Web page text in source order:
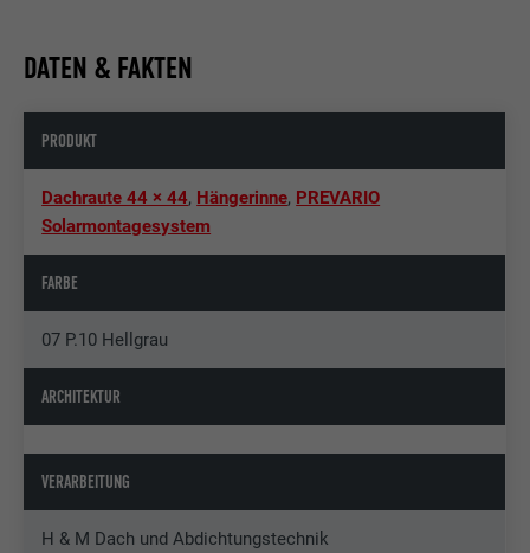
DATEN & FAKTEN
PRODUKT
Dachraute 44 × 44, Hängerinne, PREVARIO
Solarmontagesystem
FARBE
07 P.10 Hellgrau
ARCHITEKTUR
VERARBEITUNG
H & M Dach und Abdichtungstechnik